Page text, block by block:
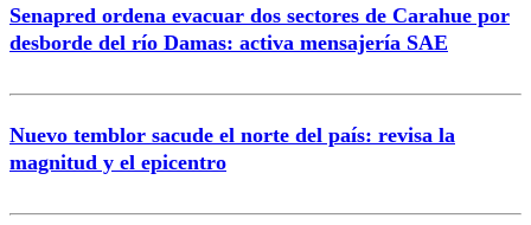
Correo
Senapred ordena evacuar dos sectores de Carahue por
desborde del río Damas: activa mensajería SAE
Nuevo temblor sacude el norte del país: revisa la
magnitud y el epicentro